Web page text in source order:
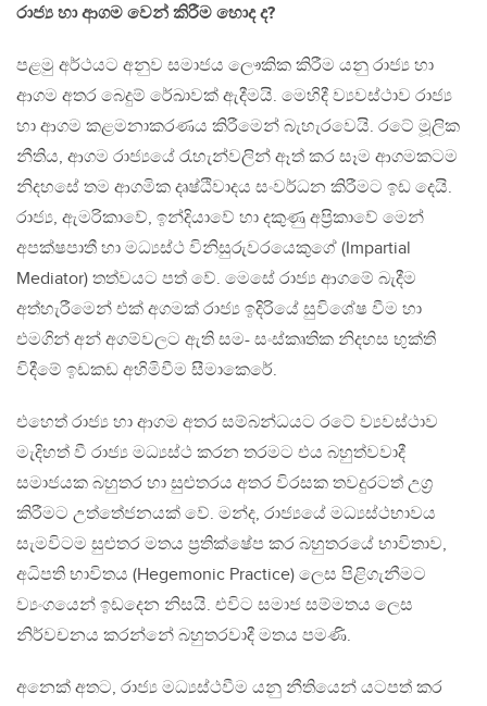
රාජ්‍ය හා ආගම වෙන් කිරීම හොද ද?
පළමු අර්ථයට අනුව සමාජය ලෞකික කිරීම යනු රාජ්‍ය හා
ආගම අතර බෙදුම් රේඛාවක් ඇදීමයි. මෙහිදී ව්‍යවස්ථාව රාජ්‍ය
හා ආගම කළමනාකරණය කිරීමෙන් බැහැරවෙයි. රටේ මූලික
නීතිය, ආගම රාජ්‍යයේ රැහැන්වලින් ඈත් කර සෑම ආගමකටම
නිදහසේ තම ආගමික දෘෂ්ඨිවාදය සංවර්ධන කිරීමට ඉඩ දෙයි.
රාජ්‍ය, ඇමරිකාවේ, ඉන්දියාවේ හා දකුණු අප්‍රිකාවේ මෙන්
අපක්ෂපාතී හා මධ්‍යස්ථ විනිසුරුවරයෙකුගේ (Impartial
Mediator) තත්වයට පත් වේ. මෙසේ රාජ්‍ය ආගමේ බැදීම
අත්හැරීමෙන් එක් අගමක් රාජ්‍ය ඉදිරියේ සුවිශේෂ වීම හා
එමගින් අන් අගම්වලට ඇති සම- සංස්කෘතික නිදහස භුක්ති
විදීමේ ඉඩකඩ අහිමිවීම සීමාකෙරේ.
එහෙත් රාජ්‍ය හා ආගම අතර සම්බන්ධයට රටේ ව්‍යවස්ථාව
මැදිහත් වී රාජ්‍ය මධ්‍යස්ථ කරන තරමට එය බහුත්වවාදී
සමාජයක බහුතර හා සුළුතරය අතර විරසක තවදුරටත් උග්‍ර
කිරීමට උත්තේජනයක් වේ. මන්ද, රාජ්‍යයේ මධ්‍යස්ථභාවය
සැමවිටම සුළුතර මතය ප්‍රතික්ෂේප කර බහුතරයේ භාවිතාව,
අධිපති භාවිතය (Hegemonic Practice) ලෙස පිළිගැනීමට
ව්‍යංගයෙන් ඉඩදෙන නිසයි. එවිට සමාජ සම්මතය ලෙස
නිර්වචනය කරන්නේ බහුතරවාදී මතය පමණි.
අනෙක් අතට, රාජ්‍ය මධ්‍යස්ථවීම යනු නීතියෙන් යටපත් කර